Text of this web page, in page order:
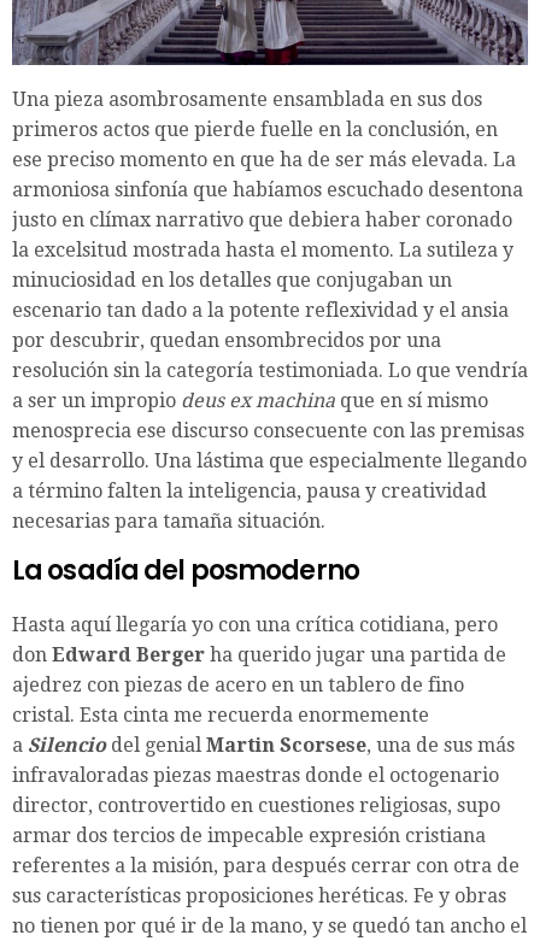
Una pieza asombrosamente ensamblada en sus dos
primeros actos que pierde fuelle en la conclusión, en
ese preciso momento en que ha de ser más elevada. La
armoniosa sinfonía que habíamos escuchado desentona
justo en clímax narrativo que debiera haber coronado
la excelsitud mostrada hasta el momento. La sutileza y
minuciosidad en los detalles que conjugaban un
escenario tan dado a la potente reflexividad y el ansia
por descubrir, quedan ensombrecidos por una
resolución sin la categoría testimoniada. Lo que vendría
a ser un impropio deus ex machina que en sí mismo
menosprecia ese discurso consecuente con las premisas
y el desarrollo. Una lástima que especialmente llegando
a término falten la inteligencia, pausa y creatividad
necesarias para tamaña situación.
La osadía del posmoderno
Hasta aquí llegaría yo con una crítica cotidiana, pero
don Edward Berger ha querido jugar una partida de
ajedrez con piezas de acero en un tablero de fino
cristal. Esta cinta me recuerda enormemente
a Silencio del genial Martin Scorsese, una de sus más
infravaloradas piezas maestras donde el octogenario
director, controvertido en cuestiones religiosas, supo
armar dos tercios de impecable expresión cristiana
referentes a la misión, para después cerrar con otra de
sus características proposiciones heréticas. Fe y obras
no tienen por qué ir de la mano, y se quedó tan ancho el